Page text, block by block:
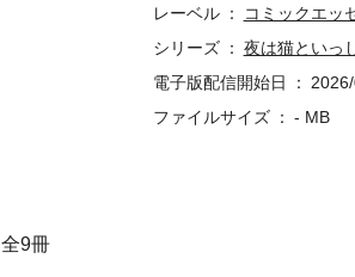
全9冊
レーベル
コミックエッ
シリーズ
夜は猫といっ
電子版配信開始日
ファイルサイズ
- MB